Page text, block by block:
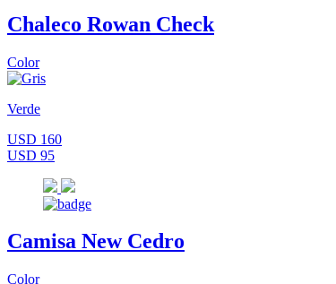
Chaleco Rowan Check
Color
Verde
USD 160
USD 95
Camisa New Cedro
Color